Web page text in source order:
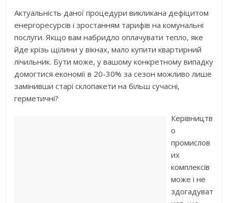
Актуальність даної процедури викликана дефіцитом
енергоресурсів і зростанням тарифів на комунальні
послуги. Якщо вам набридло оплачувати тепло, яке
йде крізь щілини у вікнах, мало купити квартирний
лічильник. Бути може, у вашому конкретному випадку
домогтися економії в 20-30% за сезон можливо лише
замінивши старі склопакети на більш сучасні,
герметичні?
Керівництв
о
промислов
их
комплексів
може і не
здогадуват